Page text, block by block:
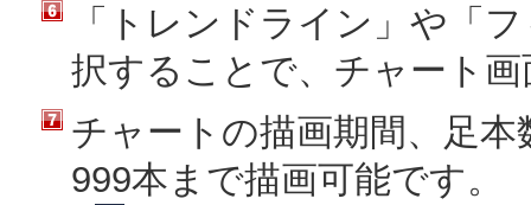
「トレンドライン」や「
択することで、チャート
チャートの描画期間、足
999本まで描画可能です。